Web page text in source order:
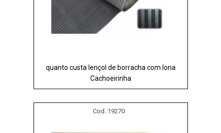
quanto custa lençol de borracha com lona
Cachoeirinha
Cod.:19270